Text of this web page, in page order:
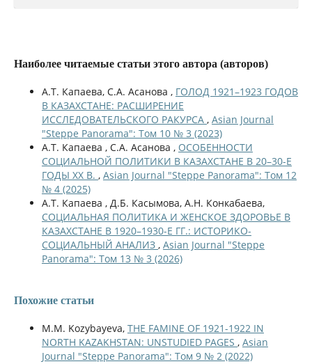
Наиболее читаемые статьи этого автора (авторов)
А.Т. Капаева, С.А. Асанова , ГОЛОД 1921–1923 ГОДОВ
В КАЗАХСТАНЕ: РАСШИРЕНИЕ
ИССЛЕДОВАТЕЛЬСКОГО РАКУРСА , Asian Journal
"Steppe Panorama": Том 10 № 3 (2023)
А.Т. Капаева , С.А. Асанова , ОСОБЕННОСТИ
СОЦИАЛЬНОЙ ПОЛИТИКИ В КАЗАХСТАНЕ В 20–30-Е
ГОДЫ ХХ В. , Asian Journal "Steppe Panorama": Том 12
№ 4 (2025)
А.Т. Капаева , Д.Б. Касымова, А.Н. Конкабаева,
СОЦИАЛЬНАЯ ПОЛИТИКА И ЖЕНСКОЕ ЗДОРОВЬЕ В
КАЗАХСТАНЕ В 1920–1930-Е ГГ.: ИСТОРИКО-
СОЦИАЛЬНЫЙ АНАЛИЗ , Asian Journal "Steppe
Panorama": Том 13 № 3 (2026)
Похожие статьи
M.M. Kozybayeva, THE FAMINE OF 1921-1922 IN
NORTH KAZAKHSTAN: UNSTUDIED PAGES , Asian
Journal "Steppe Panorama": Том 9 № 2 (2022)